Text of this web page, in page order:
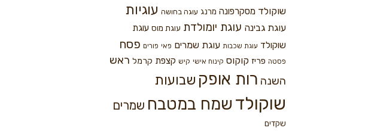
שוקולד מסקרפונה מרנג עוגה בחושה עוגיות
עוגת גבינה עוגת יומולדת עוגת מוס עוגת
שוקולד עוגת שכבות עוגת שמרים פאי פורים פסח
פסטה פריז קוקוס קינוח אישי קיש קצפת קרמל ראש
השנה רות אופק שבועות
שוקולד שמח במטבח שמרים
שקדים